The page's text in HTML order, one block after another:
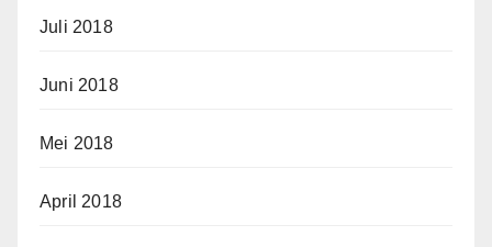
Juli 2018
Juni 2018
Mei 2018
April 2018